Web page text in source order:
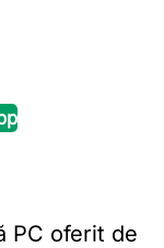
PC oferit de